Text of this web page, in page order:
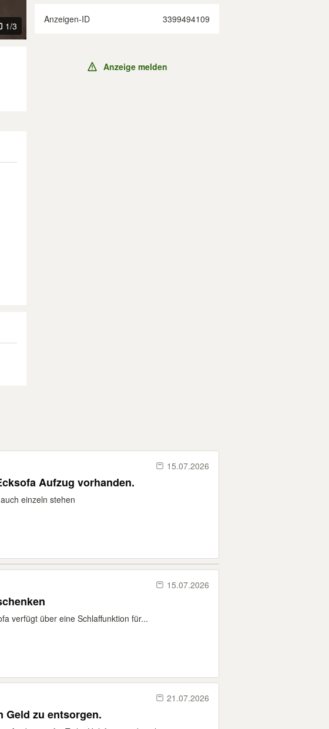
1/3
Anzeigen-ID 3399494109
Anzeige melden
15.07.2026
Aufzug vorhanden.
einzeln stehen
15.07.2026
verfügt über eine Schlaffunktion für...
21.07.2026
Geld zu entsorgen.